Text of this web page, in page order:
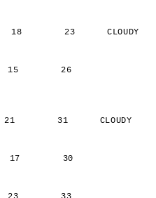
18        23      CLOUDY
15        26
21        31      CLOUDY
17        30